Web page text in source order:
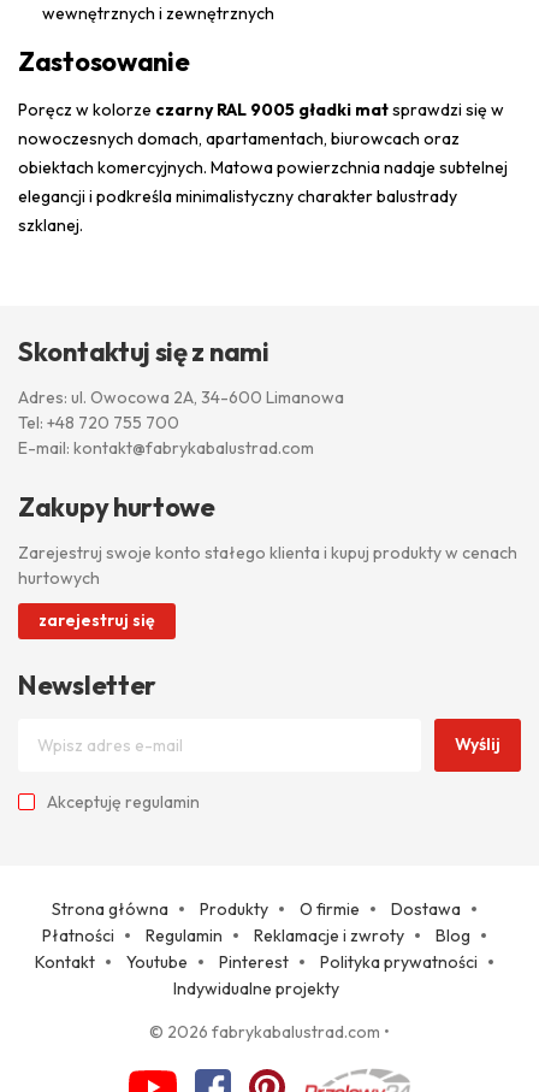
wewnętrznych i zewnętrznych
Zastosowanie
Poręcz w kolorze czarny RAL 9005 gładki matsprawdzi się w
nowoczesnych domach, apartamentach, biurowcach oraz
obiektach komercyjnych. Matowa powierzchnia nadaje subtelnej
elegancji i podkreśla minimalistyczny charakter balustrady
szklanej.
Skontaktuj się z nami
Adres: ul. Owocowa 2A, 34-600 Limanowa
Tel: +48 720 755 700
E-mail: kontakt@fabrykabalustrad.com
Zakupy hurtowe
Zarejestruj swoje konto stałego klienta i kupuj produkty w cenach
hurtowych
zarejestruj się
Newsletter
Wyślij
Akceptuję regulamin
Strona główna Produkty O firmie
Dostawa
Płatności
Regulamin Reklamacje i zwroty
Blog
Kontakt
Youtube Pinterest
Polityka prywatności
Indywidualne projekty
© 2026 fabrykabalustrad.com •